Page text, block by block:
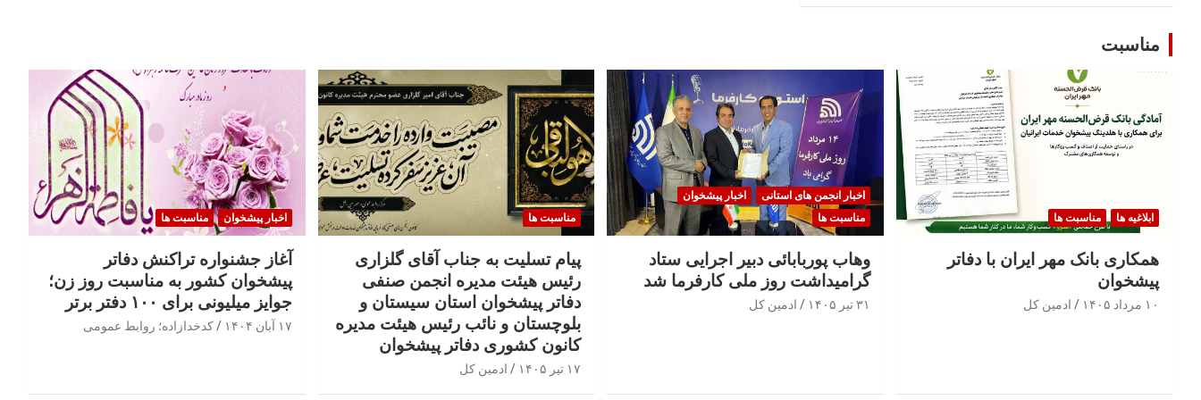
مناسبت
ابلاغیه ها مناسبت ها
همکاری بانک مهر ایران با دفاتر
پیشخوان
۱۰ مرداد ۱۴۰۵ ادمین کل
اخبار انجمن های استانی
اخبار پیشخوان
مناسبت ها
وهاب پوربابائی دبیر اجرایی ستاد
گرامیداشت روز ملی کارفرما شد
۳۱ تیر ۱۴۰۵ ادمین کل
مناسبت ها
پیام تسلیت به جناب آقای گلزاری
رئیس هیئت مدیره انجمن صنفی
دفاتر پیشخوان استان سیستان و
بلوچستان و نائب رئیس هیئت مدیره
کانون کشوری دفاتر پیشخوان
۱۷ تیر ۱۴۰۵ ادمین کل
اخبار پیشخوان مناسبت ها
آغاز جشنواره تراکنش دفاتر
پیشخوان کشور به مناسبت روز زن؛
جوایز میلیونی برای ۱۰۰ دفتر برتر
۱۷ آبان ۱۴۰۴ کدخدازاده؛ روابط عمومی